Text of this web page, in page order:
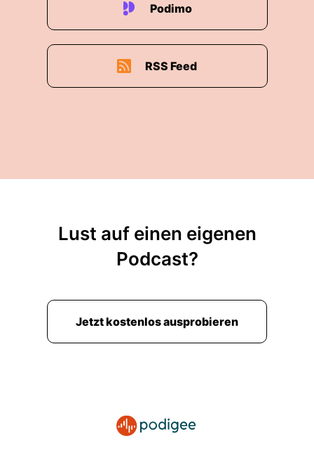
Podimo
RSS Feed
Lust auf einen eigenen
Podcast?
Jetzt kostenlos ausprobieren